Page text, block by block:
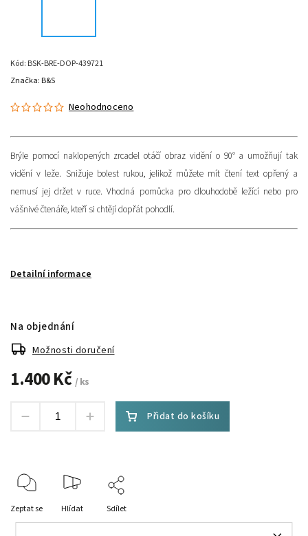
Kód: BSK-BRE-DOP-439721
Neohodnoceno
Brýle pomocí naklopených zrcadel otáčí obraz vidění o 90° a umožňují tak
vidění v leže. Snižuje bolest rukou, jelikož můžete mít čtení text opřený a
nemusí jej držet v ruce. Vhodná pomůcka pro dlouhodobě ležící nebo pro
vášnivé čtenáře, kteří si chtějí dopřát pohodlí.
Detailní informace
Značka: B&S
1.400 Kč / ks
Na objednání
Možnosti doručení
Přidat do košíku
Zeptat se Hlídat Sdílet